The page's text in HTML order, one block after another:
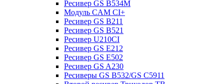
Ресивер GS B534M
Модуль CAM CI+
Ресивер GS B211
Ресивер GS B521
Ресивер U210CI
Ресивер GS E212
Ресивер GS E502
Ресивер GS A230
Ресиверы GS B532/GS C5911